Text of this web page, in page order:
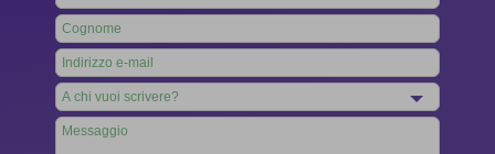
this
field
blank